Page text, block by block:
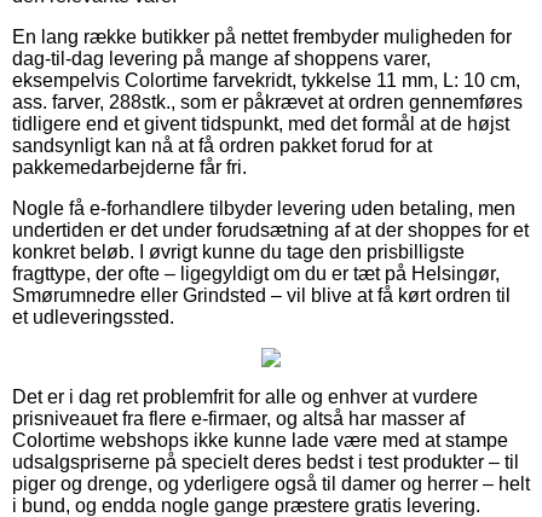
En lang række butikker på nettet frembyder muligheden for
dag-til-dag levering på mange af shoppens varer,
eksempelvis Colortime farvekridt, tykkelse 11 mm, L: 10 cm,
ass. farver, 288stk., som er påkrævet at ordren gennemføres
tidligere end et givent tidspunkt, med det formål at de højst
sandsynligt kan nå at få ordren pakket forud for at
pakkemedarbejderne får fri.
Nogle få e-forhandlere tilbyder levering uden betaling, men
undertiden er det under forudsætning af at der shoppes for et
konkret beløb. I øvrigt kunne du tage den prisbilligste
fragttype, der ofte – ligegyldigt om du er tæt på Helsingør,
Smørumnedre eller Grindsted – vil blive at få kørt ordren til
et udleveringssted.
Det er i dag ret problemfrit for alle og enhver at vurdere
prisniveauet fra flere e-firmaer, og altså har masser af
Colortime webshops ikke kunne lade være med at stampe
udsalgspriserne på specielt deres bedst i test produkter – til
piger og drenge, og yderligere også til damer og herrer – helt
i bund, og endda nogle gange præstere gratis levering.